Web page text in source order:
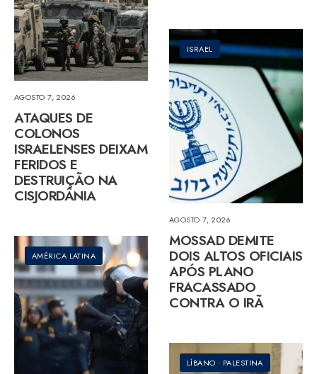
AGOSTO 7, 2026
ATAQUES DE
COLONOS
ISRAELENSES DEIXAM
FERIDOS E
DESTRUIÇÃO NA
CISJORDÂNIA
ISRAEL
AGOSTO 7, 2026
MOSSAD DEMITE
DOIS ALTOS OFICIAIS
APÓS PLANO
FRACASSADO
CONTRA O IRÃ
AMÉRICA LATINA
LÍBANO • PALESTINA